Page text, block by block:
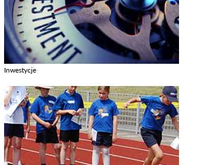
Inwestycje